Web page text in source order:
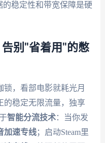
稳定性和带宽保障是硬
别"省着用"的憋
，看部电影就耗光月
的稳定无限流量，独享
智能分流技术：当你发
加速专线；启动Steam里